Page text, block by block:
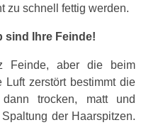
zu schnell fettig werden.
sind Ihre Feinde!
Feinde, aber die beim
Luft zerstört bestimmt die
trocken, matt und
der Haarspitzen.